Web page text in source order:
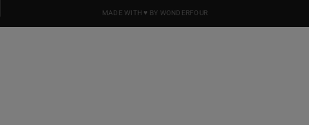
MADE WITH ♥ BY WONDERFOUR